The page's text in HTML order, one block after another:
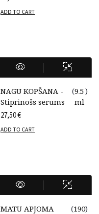
ADD TO CART
NAGU KOPŠANA -
Stiprinošs serums
(9.5
ml
)
27,50€
ADD TO CART
MATU APJOMA
(190)